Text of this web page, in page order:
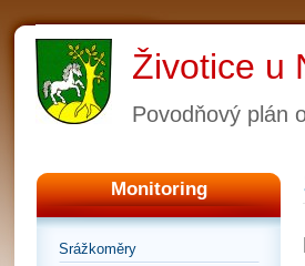
Životice u
Povodňový plán
Monitoring
Srážkoměry